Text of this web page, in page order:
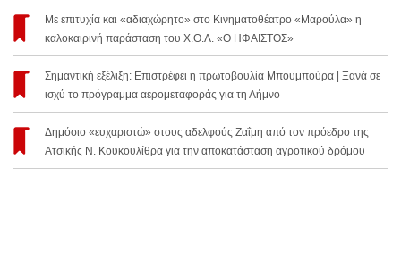
Με επιτυχία και «αδιαχώρητο» στο Κινηματοθέατρο «Μαρούλα» η
καλοκαιρινή παράσταση του Χ.Ο.Λ. «Ο ΗΦΑΙΣΤΟΣ»
Σημαντική εξέλιξη: Επιστρέφει η πρωτοβουλία Μπουμπούρα | Ξανά σε
ισχύ το πρόγραμμα αερομεταφοράς για τη Λήμνο
Δημόσιο «ευχαριστώ» στους αδελφούς Ζαΐμη από τον πρόεδρο της
Ατσικής Ν. Κουκουλίθρα για την αποκατάσταση αγροτικού δρόμου